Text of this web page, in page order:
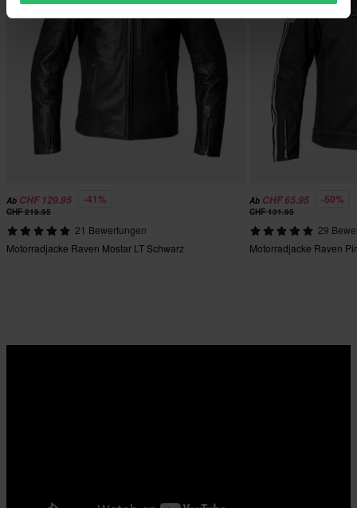
Ab CHF 129.95 -41%
CHF 219.95
21 Bewertungen
Motorradjacke Raven Mostar LT Schwarz
Ab CHF 65.95 -50%
CHF 131.95
29
Motorradjacke Raven